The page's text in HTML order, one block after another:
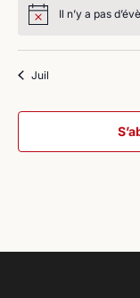
Il n’y a pas
Juil